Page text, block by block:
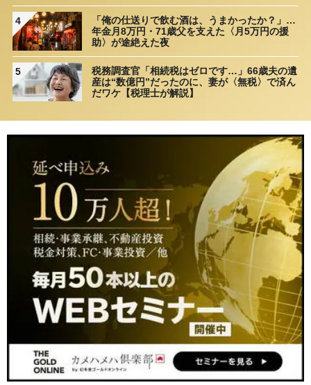
4
「俺の仕送りで飲む酒は、うまかったか？」…
年金月8万円・71歳父を支えた〈月5万円の援
助〉が途絶えた夜
5
税務調査官「相続税はゼロです…」66歳夫の遺
産は“数億円”だったのに、妻が〈無税〉で済ん
だワケ【税理士が解説】